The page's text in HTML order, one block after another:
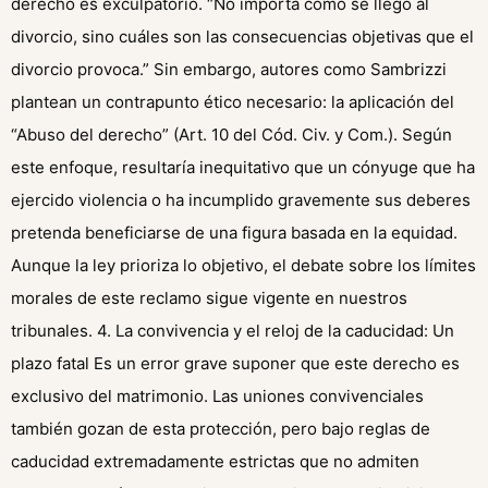
divorcio, sino cuáles son las consecuencias objetivas que el
divorcio provoca.” Sin embargo, autores como Sambrizzi
plantean un contrapunto ético necesario: la aplicación del
“Abuso del derecho” (Art. 10 del Cód. Civ. y Com.). Según
este enfoque, resultaría inequitativo que un cónyuge que ha
ejercido violencia o ha incumplido gravemente sus deberes
pretenda beneficiarse de una figura basada en la equidad.
Aunque la ley prioriza lo objetivo, el debate sobre los límites
morales de este reclamo sigue vigente en nuestros
tribunales. 4. La convivencia y el reloj de la caducidad: Un
plazo fatal Es un error grave suponer que este derecho es
exclusivo del matrimonio. Las uniones convivenciales
también gozan de esta protección, pero bajo reglas de
caducidad extremadamente estrictas que no admiten